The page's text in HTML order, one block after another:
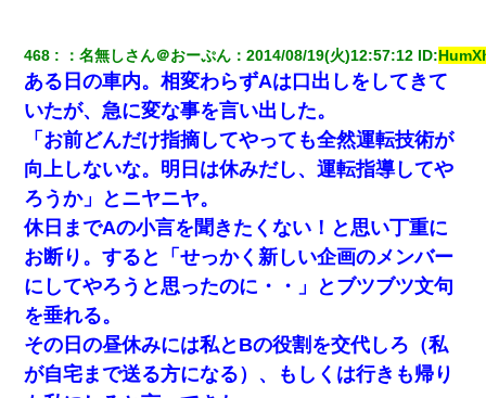
アパートのドアに『ハンザイ者！この人はさいあくの人で
す』と張り紙が！大家「面倒はごめんだよ」私「はあ」→
警察に行き、見回りで犯人が捕まったが、それが…｜生活
｜ヌルポあんてな
隣の部屋の住民の母親、オートロックを突破してマンショ
ンに入り込んできたみたいで、ずっとドアの前で喚いてて
滅茶苦茶うるさかった。
昨日37歳のおばさんと行為したんだけどめちゃくちゃだっ
た
【悲報】姉と入浴中に大きくなってしまった結果ｗｗｗｗ
ｗｗｗｗ
468 ：名無しさん＠おーぷん ：2014/08/19(火)12:57:12 ID:
ある日の車内。相変わらずAは口出しをしてきて
いたが、急に変な事を言い出した。
「お前どんだけ指摘してやっても全然運転技術が
向上しないな。明日は休みだし、運転指導してや
ろうか」とニヤニヤ。
休日までAの小言を聞きたくない！と思い丁重に
お断り。すると「せっかく新しい企画のメンバー
にしてやろうと思ったのに・・」とブツブツ文句
を垂れる。
その日の昼休みには私とBの役割を交代しろ（私
が自宅まで送る方になる）、もしくは行きも帰り